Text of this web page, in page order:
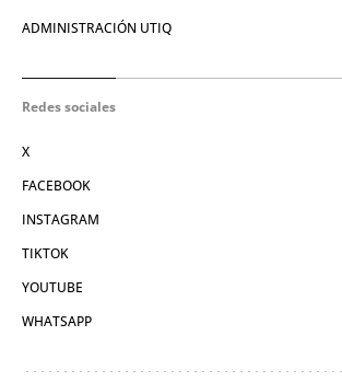
ADMINISTRACIÓN UTIQ
Redes sociales
X
FACEBOOK
INSTAGRAM
TIKTOK
YOUTUBE
WHATSAPP